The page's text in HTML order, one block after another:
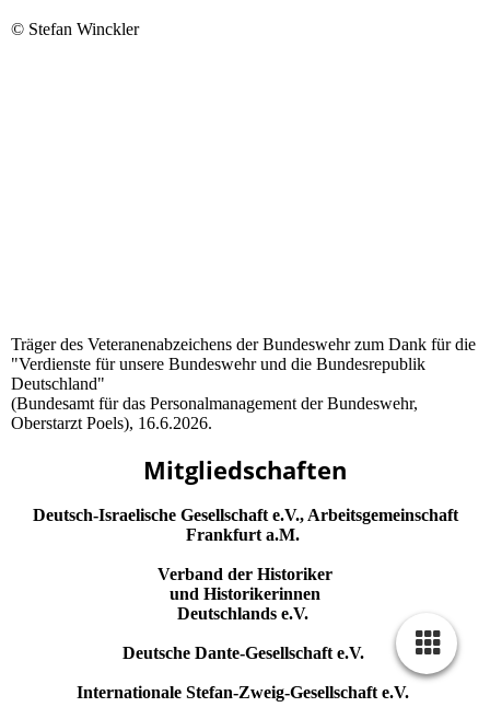
© Stefan Winckler
Träger des Veteranenabzeichens der Bundeswehr zum Dank für die
"Verdienste für unsere Bundeswehr und die Bundesrepublik
Deutschland"
(Bundesamt für das Personalmanagement der Bundeswehr,
Oberstarzt Poels), 16.6.2026.
Mitgliedschaften
Deutsch-Israelische Gesellschaft e.V., Arbeitsgemeinschaft
Frankfurt a.M.
Verband der Historiker
und Historikerinnen
Deutschlands e.V.
Deutsche Dante-Gesellschaft e.V.
Internationale Stefan-Zweig-Gesellschaft e.V.